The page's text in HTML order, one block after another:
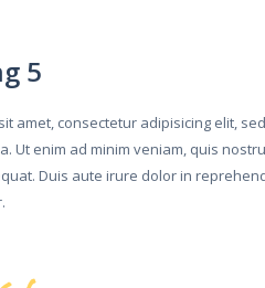
5
amet, consectetur adipisicing elit,
Ut enim ad minim veniam, quis
Duis aute irure dolor in